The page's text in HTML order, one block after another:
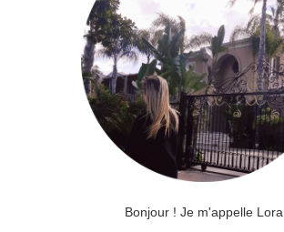
Bonjour ! Je m'appelle Lora